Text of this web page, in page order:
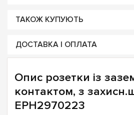
ТАКОЖ КУПУЮТЬ
ДОСТАВКА І ОПЛАТА
Опис розетки із
контактом, з
EPH2970223